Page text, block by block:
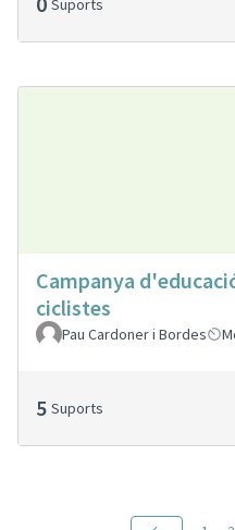
Suports
Campanya
ciclistes
Pau Cardoner i Bordes
5 Suports